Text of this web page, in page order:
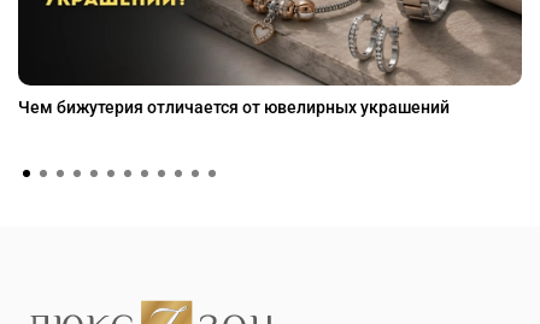
Чем бижутерия отличается от ювелирных украшений